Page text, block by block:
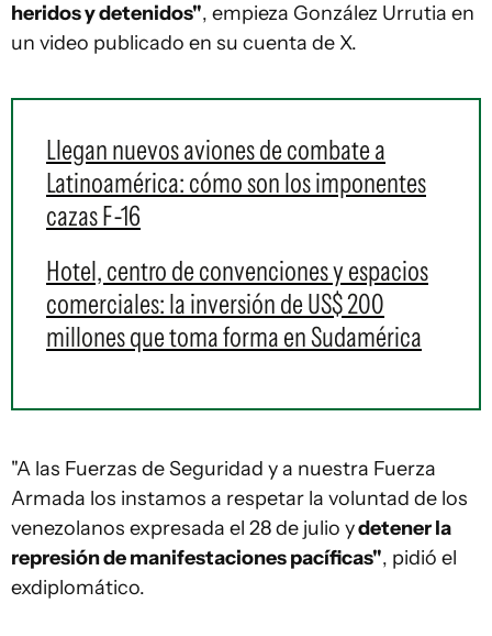
heridos y detenidos", empieza González Urrutia en
un video publicado en su cuenta de X.
Llegan nuevos aviones de combate a
Latinoamérica: cómo son los imponentes
cazas F-16
Hotel, centro de convenciones y espacios
comerciales: la inversión de US$ 200
millones que toma forma en Sudamérica
"A las Fuerzas de Seguridad y a nuestra Fuerza
Armada los instamos a respetar la voluntad de los
venezolanos expresada el 28 de julio ydetener la
represión de manifestaciones pacíficas", pidió el
exdiplomático.